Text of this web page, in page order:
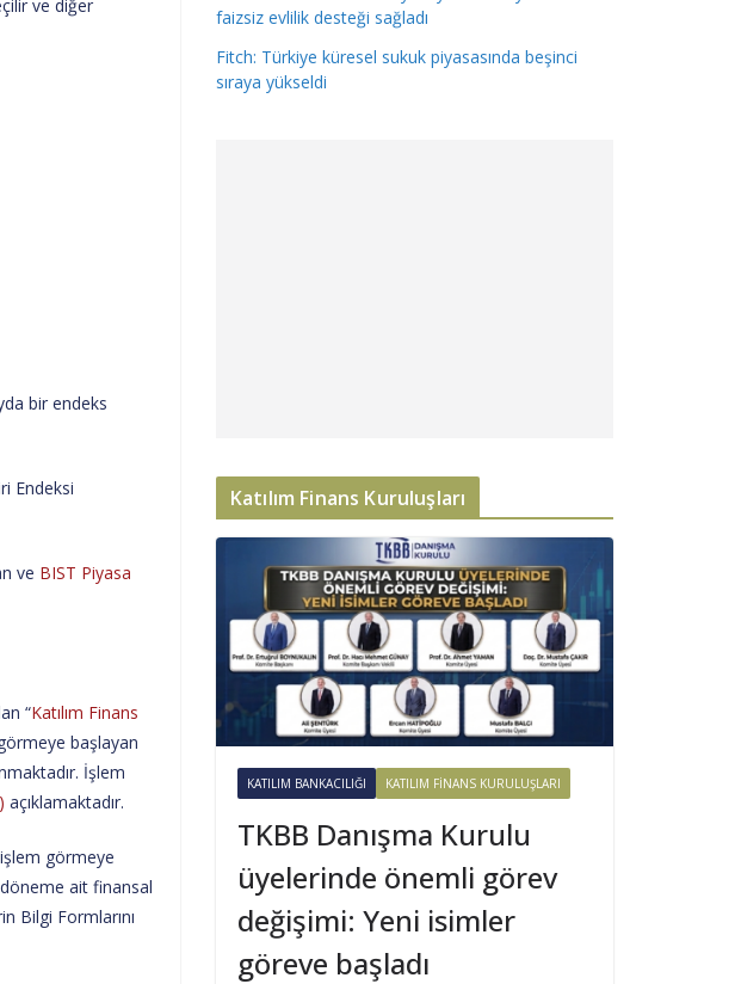
ve diğer
bir endeks
Endeksi
ve BIST Piyasa
“Katılım Finans
başlayan
İşlem
açıklamaktadır.
görmeye
ait finansal
Bilgi Formlarını
faizsiz evlilik desteği sağladı
Fitch: Türkiye küresel sukuk piyasasında beşinci
sıraya yükseldi
Katılım Finans Kuruluşları
KATILIM BANKACILIĞI KATILIM FINANS KURULUŞLARI
TKBB Danışma Kurulu
üyelerinde önemli görev
değişimi: Yeni isimler
göreve başladı